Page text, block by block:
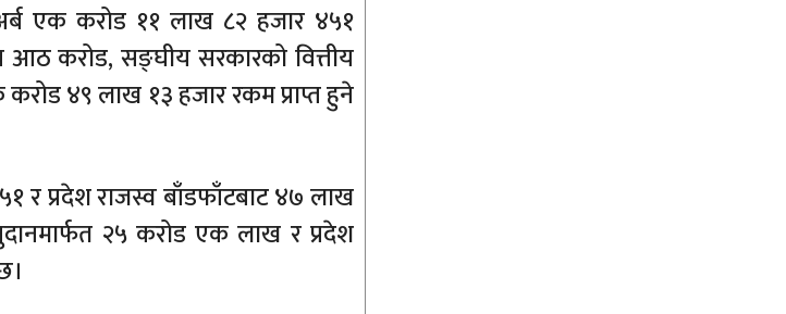
एक करोड ११ लाख ८२ हजार ४५१
करोड, सङ्घीय सरकारको वित्तीय
४९ लाख १३ हजार रकम प्राप्त हुने
र प्रदेश राजस्व बाँडफाँटबाट ४७ लाख
२५ करोड एक लाख र प्रदेश